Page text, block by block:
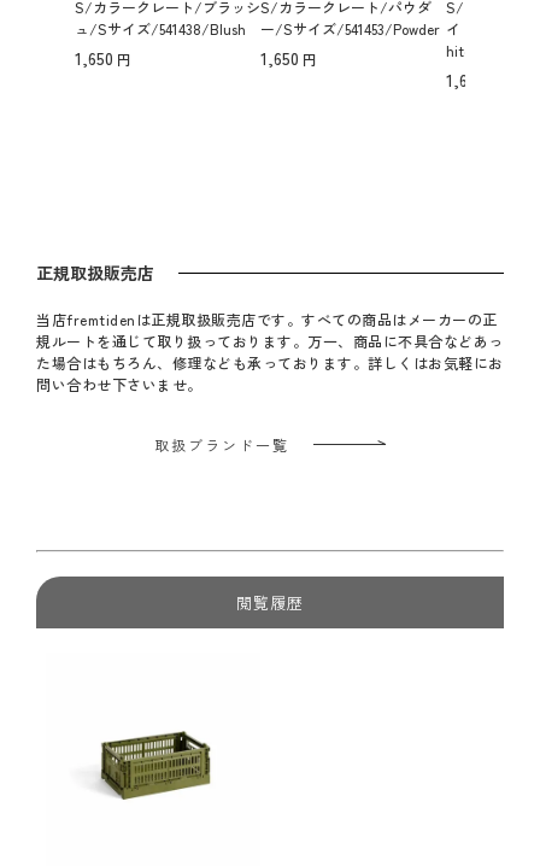
S/カラークレート/ブラッシ
ュ/Sサイズ/541438/Blush
1,650
S/カラークレート/パウダ
ー/Sサイズ/541453/Powder
1,650
S/カラーク
イト/Sサイ
hite
1,650
正規取扱販売店
当店fremtidenは正規取扱販売店です。すべての商品はメーカーの正
規ルートを通じて取り扱っております。万一、商品に不具合などあっ
た場合はもちろん、修理なども承っております。詳しくはお気軽にお
問い合わせ下さいませ。
取扱ブランド一覧
閲覧履歴